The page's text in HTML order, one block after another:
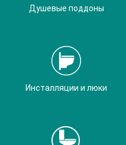
Душевые поддоны
Инсталляции и люки